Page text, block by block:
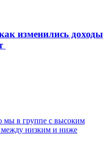
изменились доходы
мы в группе с высоким
между низким и ниже